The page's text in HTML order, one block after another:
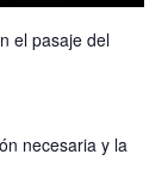
el pasaje del
necesaria y la